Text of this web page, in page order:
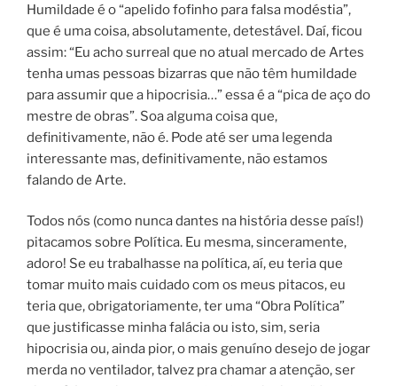
Humildade é o “apelido fofinho para falsa modéstia”,
que é uma coisa, absolutamente, detestável. Daí, ficou
assim: “Eu acho surreal que no atual mercado de Artes
tenha umas pessoas bizarras que não têm humildade
para assumir que a hipocrisia…” essa é a “pica de aço do
mestre de obras”. Soa alguma coisa que,
definitivamente, não é. Pode até ser uma legenda
interessante mas, definitivamente, não estamos
falando de Arte.
Todos nós (como nunca dantes na história desse país!)
pitacamos sobre Política. Eu mesma, sinceramente,
adoro! Se eu trabalhasse na política, aí, eu teria que
tomar muito mais cuidado com os meus pitacos, eu
teria que, obrigatoriamente, ter uma “Obra Política”
que justificasse minha falácia ou isto, sim, seria
hipocrisia ou, ainda pior, o mais genuíno desejo de jogar
merda no ventilador, talvez pra chamar a atenção, ser